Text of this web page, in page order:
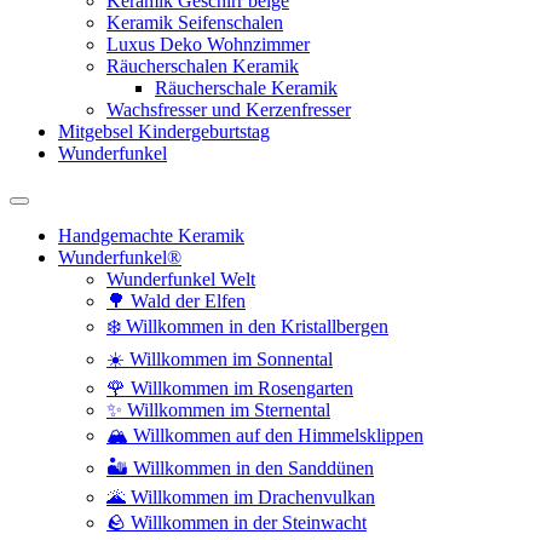
Keramik Seifenschalen
Luxus Deko Wohnzimmer
Räucherschalen Keramik
Räucherschale Keramik
Wachsfresser und Kerzenfresser
Mitgebsel Kindergeburtstag
Wunderfunkel
Handgemachte Keramik
Wunderfunkel®
Wunderfunkel Welt
🌳 Wald der Elfen
❄️ Willkommen in den Kristallbergen
☀️ Willkommen im Sonnental
🌹 Willkommen im Rosengarten
✨ Willkommen im Sternental
🏔️ Willkommen auf den Himmelsklippen
🏜️ Willkommen in den Sanddünen
🌋 Willkommen im Drachenvulkan
🪨 Willkommen in der Steinwacht